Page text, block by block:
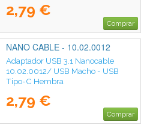
2,79 €
Comprar
NANO CABLE - 10.02.0012
Adaptador USB 3.1 Nanocable
10.02.0012/ USB Macho - USB
Tipo-C Hembra
2,79 €
Comprar